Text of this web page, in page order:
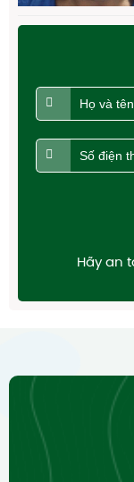
Hãy an